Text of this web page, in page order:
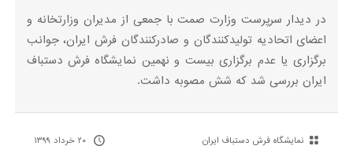
در دیدار سرپرست وزارت صمت با جمعی از مدیران وزارتخانه و
اعضای اتحادیه تولیدکنندگان و صادرکنندگان فرش ایران، جوانب
برگزاری یا عدم برگزاری بیست و نهمین نمایشگاه فرش دستباف
ایران بررسی شد که شش مصوبه داشت.
نمایشگاه فرش دستباف ایران ۲۰ خرداد ۱۳۹۹